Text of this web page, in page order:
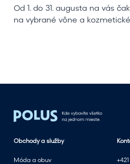
o
e
t
ý
m
Od 1. do 31. augusta na vás
na vybrané vône a
Obchody a služby
Móda a obuv